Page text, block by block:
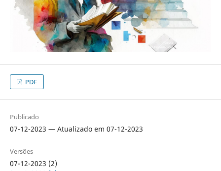
PDF
Publicado
07-12-2023 — Atualizado em 07-12-2023
Versões
07-12-2023 (2)